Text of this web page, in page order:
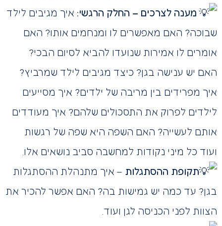
מענה לצרכים – החלק הרגשי: איך מגיבים לילד
שבוכה? האם מאפשרים לו ומנחמים אותו? האם
אומרים לו אמירות שנועדו להביא לסיום הבכי?
האם יש ענישה בגן? כיצד מגיבים לילד שמרביץ?
איך מפרידים בין מריבה של ילדים? איך מסייעים
לילדים לפרוק את התסכולים שלהם? איך מעודדים
אותם לעשייה? האם השפה היא שפה של רגשות
ועוד כל מיני נקודות למחשבה סביב נושאים אלו.
תקופת ההסתגלות – איך מתנהלת ההסתגלות
בגן? עד כמה יש גמישות בה? האם אפשר להכיר את
הצוות לפני הכניסה לגן ועוד.